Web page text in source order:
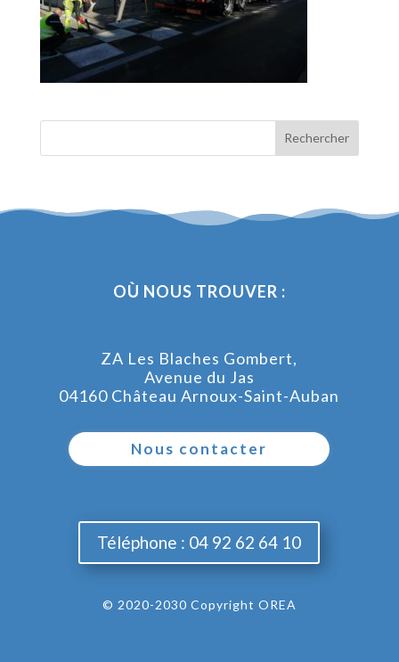
OÙ NOUS TROUVER :
ZA Les Blaches Gombert,
Avenue du Jas
04160 Château Arnoux-Saint-Auban
Nous contacter
Téléphone : 04 92 62 64 10
© 2020-2030 Copyright OREA